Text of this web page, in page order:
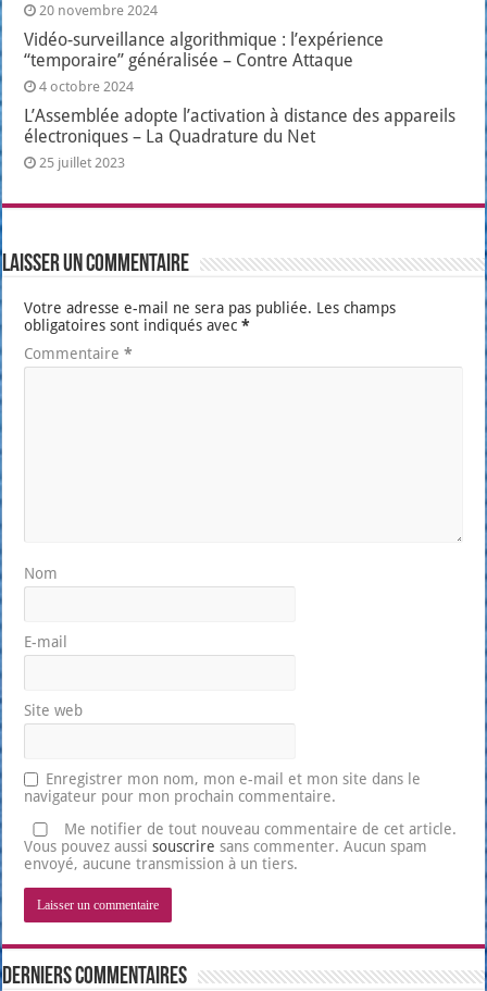
20 novembre 2024
Vidéo-surveillance algorithmique : l’expérience
“temporaire” généralisée – Contre Attaque
4 octobre 2024
L’Assemblée adopte l’activation à distance des appareils
électroniques – La Quadrature du Net
25 juillet 2023
Laisser un commentaire
Votre adresse e-mail ne sera pas publiée. Les champs
obligatoires sont indiqués avec*
Commentaire*
Nom
E-mail
Site web
Enregistrer mon nom, mon e-mail et mon site dans le
navigateur pour mon prochain commentaire.
Me notifier de tout nouveau commentaire de cet article.
Vous pouvez aussisouscrire sans commenter. Aucun spam
envoyé, aucune transmission à un tiers.
Derniers Commentaires